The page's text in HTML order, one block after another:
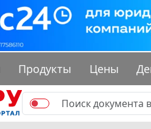
Продукты Цены